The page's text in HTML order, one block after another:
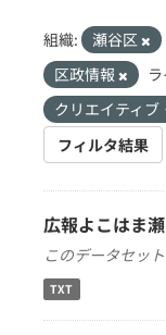
組織: 瀬谷区
区政情報
クリエイティブ
フィルタ結果
広報よこはま
このデータセッ
TXT